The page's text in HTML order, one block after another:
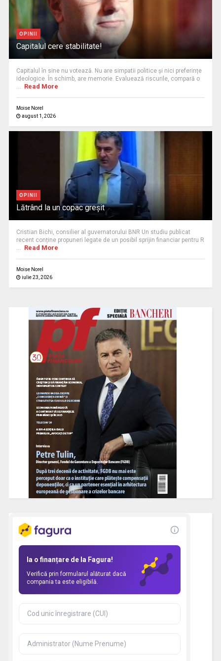
OPINII
Capitalul cere stabilitate!
Capitalul în sine nu votează. Nu are simpatii politice și nici preferințe
ideologice. În schimb, are memorie. Evaluează riscurile, compară o
Read More
Moise Norel
august 1, 2026
OPINII
Lătrând la un copac greșit
Cristian Bichi, consilier al guvernatorului BNR Un studiu publicat
recent conține propuneri legate de un posibil sprijin financiar pentru R
Read More
Moise Norel
iulie 23, 2026